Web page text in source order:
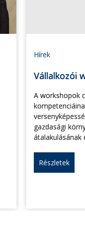
Hírek
Vállalkozói
A workshopok
gazdasági
átalakulásának
Részletek